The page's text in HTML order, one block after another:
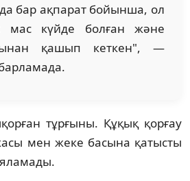
бар ақпарат бойынша, ол
мас күйде болған және
қашып кеткен", —
тұрғыны. Құқық қорғау
мен жеке басына қатысты